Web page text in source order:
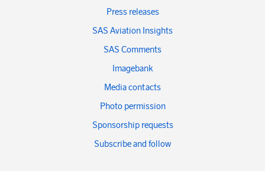
Press releases
SAS Aviation Insights
SAS Comments
Imagebank
Media contacts
Photo permission
Sponsorship requests
Subscribe and follow